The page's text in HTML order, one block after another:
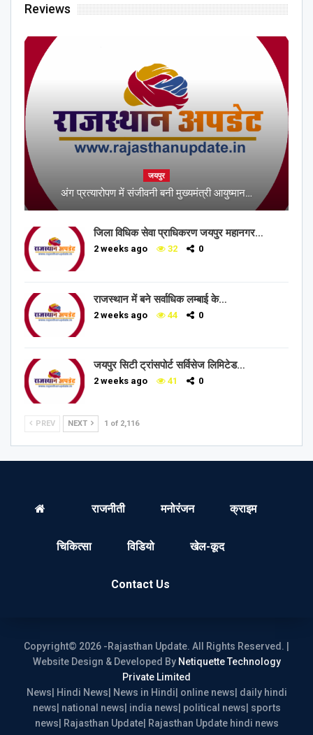
Reviews
जयपुर
अंग प्रत्यारोपण में संजीवनी बनी मुख्यमंत्री आयुष्मान…
जिला विधिक सेवा प्राधिकरण जयपुर महानगर…
2 weeks ago 32 0
राजस्थान में बने सर्वाधिक लम्बाई के…
2 weeks ago 44 0
जयपुर सिटी ट्रांसपोर्ट सर्विसेज लिमिटेड…
2 weeks ago 41 0
PREV NEXT 1 of 2,116
राजनीती मनोरंजन क्राइम
चिकित्सा विडियो खेल-कूद
Contact Us
Copyright© 2026 -Rajasthan Update. All Rights Reserved. |
Website Design & Developed By Netiquette Technology
Private Limited
News| Hindi News| News in Hindi| online news| daily hindi
news| national news| india news| political news| sports
news| Rajasthan Update| Rajasthan Update hindi news